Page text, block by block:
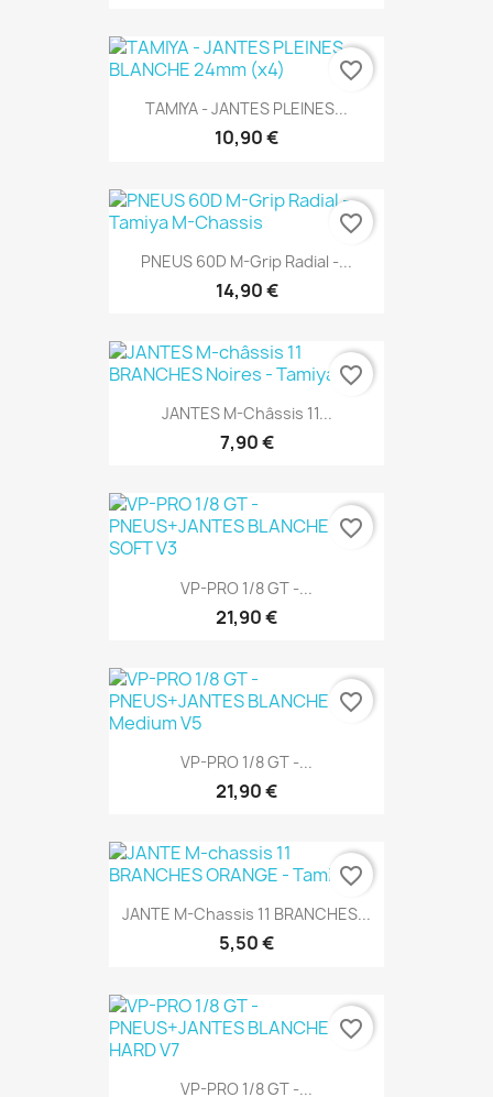
TAMIYA - JANTES PLEINES...
10,90 €
favorite_border
PNEUS 60D M-Grip Radial -...
14,90 €
favorite_border
JANTES M-Châssis 11...
7,90 €
favorite_border
VP-PRO 1/8 GT -...
21,90 €
favorite_border
VP-PRO 1/8 GT -...
21,90 €
favorite_border
JANTE M-Chassis 11 BRANCHES...
5,50 €
favorite_border
VP-PRO 1/8 GT -...
favorite_border